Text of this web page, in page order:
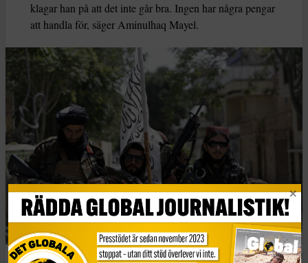
klagar han på att det inte går bra. Ingen har några pengar
att handla för, säger Aminulhaq Mayel.
Talibaner visar upp sin flagga när de patrullerar Kabul kort efter